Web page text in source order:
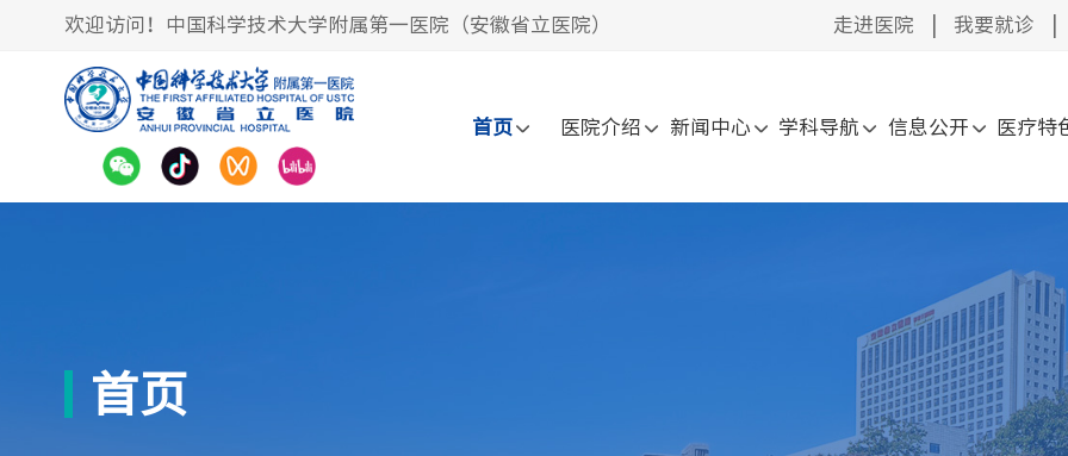
欢迎访问！中国科学技术大学附属第一医院（安徽省立医院） 走进医院 我要就诊
首页 医院介绍 新闻中心 学科导航 信息公开 医疗特
首页